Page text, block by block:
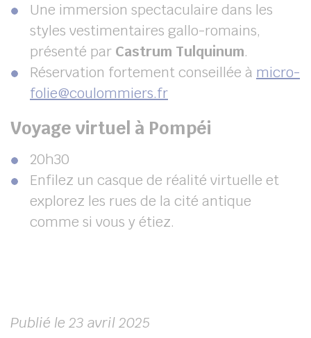
Une immersion spectaculaire dans les
styles vestimentaires gallo-romains,
présenté par Castrum Tulquinum.
Réservation fortement conseillée à micro-
folie@coulommiers.fr
Voyage virtuel à Pompéi
20h30
Enfilez un casque de réalité virtuelle et
explorez les rues de la cité antique
comme si vous y étiez.
Publié le 23 avril 2025